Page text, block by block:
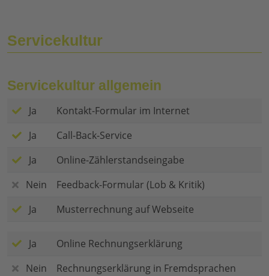
Servicekultur
Servicekultur allgemein
Ja
Kontakt-Formular im Internet
Ja
Call-Back-Service
Ja
Online-Zählerstandseingabe
Nein
Feedback-Formular (Lob & Kritik)
Ja
Musterrechnung auf Webseite
Ja
Online Rechnungserklärung
Nein
Rechnungserklärung in Fremdsprachen